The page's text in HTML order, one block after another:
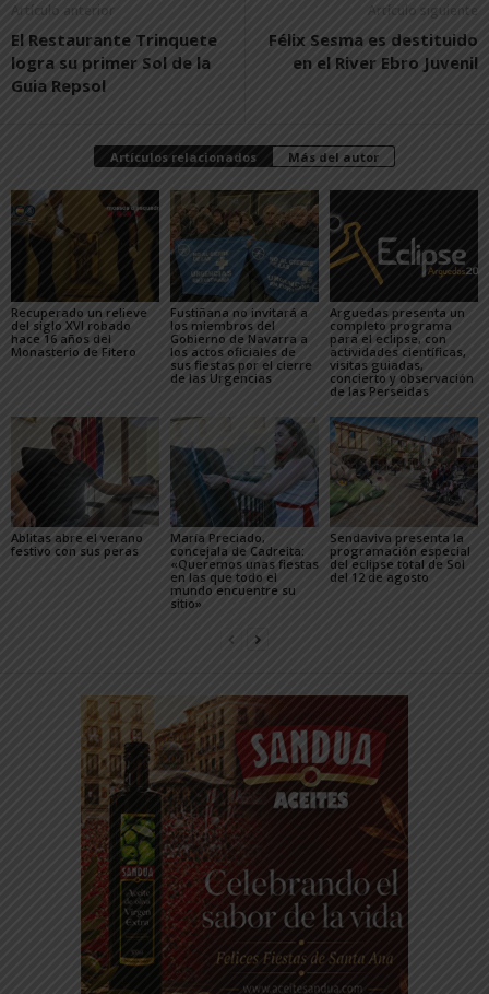
Artículo anterior
El Restaurante Trinquete
logra su primer Sol de la
Guia Repsol
Artículo siguiente
Félix Sesma es destituido
en el River Ebro Juvenil
Artículos relacionados Más del autor
Recuperado un relieve
del siglo XVI robado
hace 16 años del
Monasterio de Fitero
Fustiñana no invitará a
los miembros del
Gobierno de Navarra a
los actos oficiales de
sus fiestas por el cierre
de las Urgencias
Arguedas presenta un
completo programa
para el eclipse, con
actividades científicas,
visitas guiadas,
concierto y observación
de las Perseidas
Ablitas abre el verano
festivo con sus peras
María Preciado,
concejala de Cadreita:
«Queremos unas fiestas
en las que todo el
mundo encuentre su
sitio»
Sendaviva presenta la
programación especial
del eclipse total de Sol
del 12 de agosto